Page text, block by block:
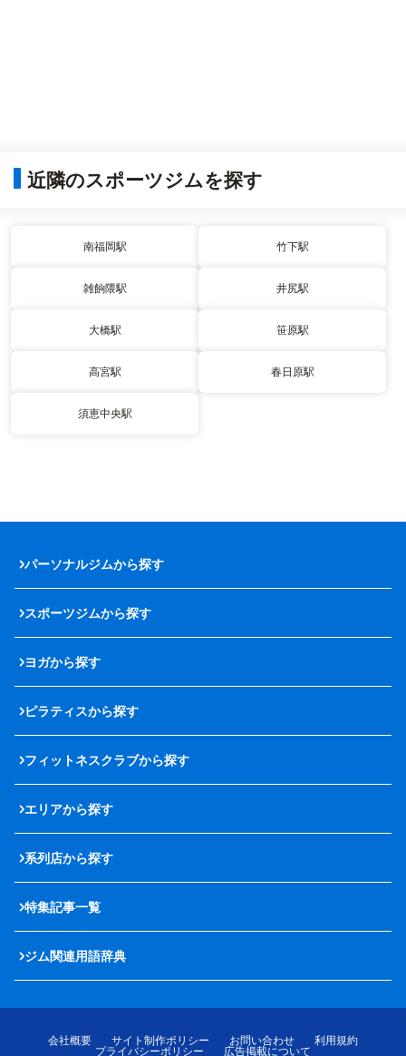
近隣のスポーツジムを探す
南福岡駅 竹下駅
雑餉隈駅 井尻駅
大橋駅 笹原駅
高宮駅 春日原駅
須恵中央駅
パーソナルジムから探す
スポーツジムから探す
ヨガから探す
ピラティスから探す
フィットネスクラブから探す
エリアから探す
系列店から探す
特集記事一覧
ジム関連用語辞典
会社概要 サイト制作ポリシー お問い合わせ
利用規約
プライバシーポリシー
広告掲載について